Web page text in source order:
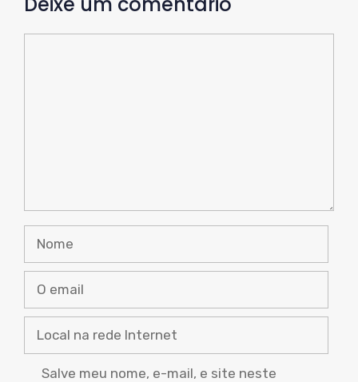
Nome
email
Local
na
redeSalve meu nome, e-mail, e site neste